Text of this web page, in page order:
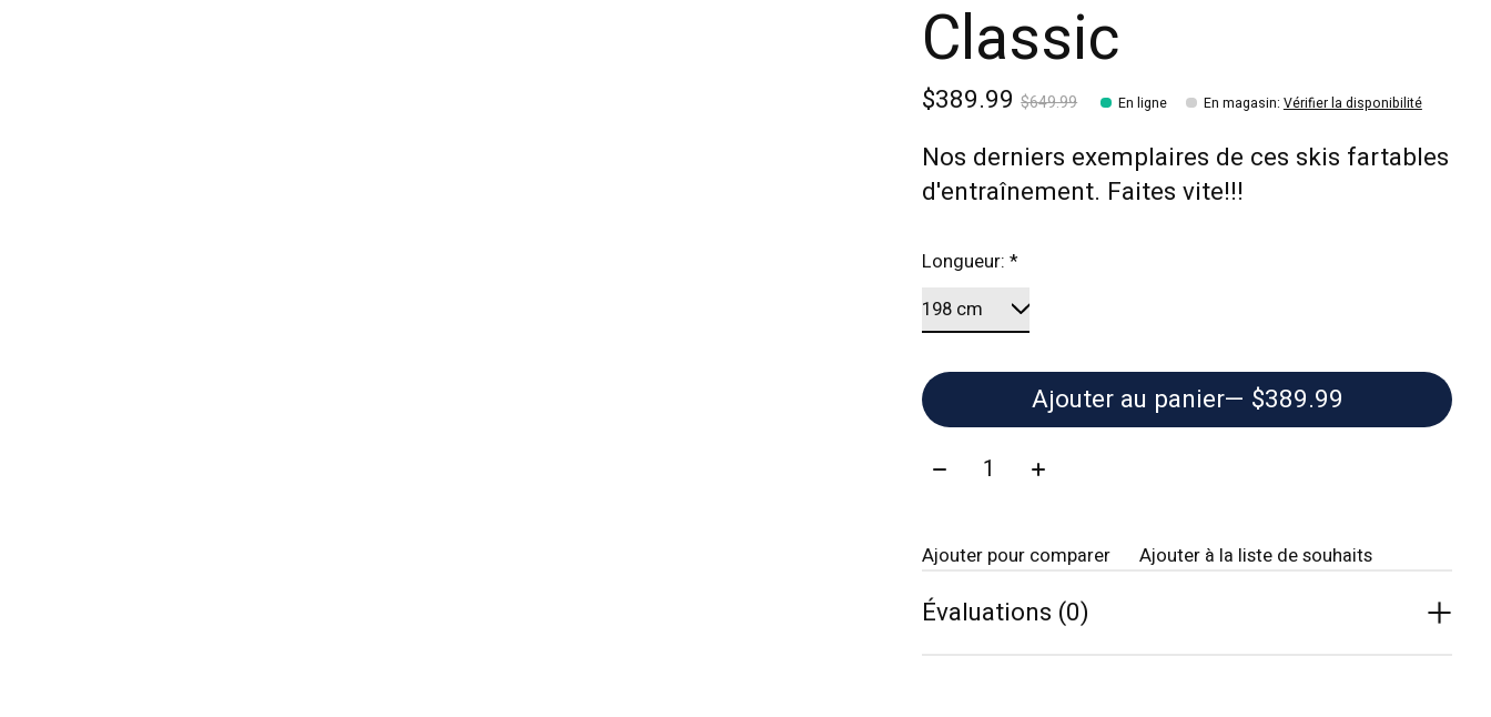
Classic
$389.99$649.99 En ligne En magasin: Vérifier la disponibilité
Nos derniers exemplaires de ces skis fartables
d'entraînement. Faites vite!!!
Longueur:*
Ajouter au panier
— $389.99
Quantité:
Ajouter pour comparer Ajouter à la liste de souhaits
Évaluations (0)